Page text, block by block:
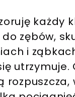
każdy
zębów,
i
utrzymuje.
rozpuszcza,